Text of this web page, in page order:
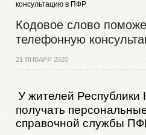
консультацию в ПФР
Кодовое слово
телефонную
21 ЯНВАРЯ 2020
У жителей Республики
получать
справочной службы